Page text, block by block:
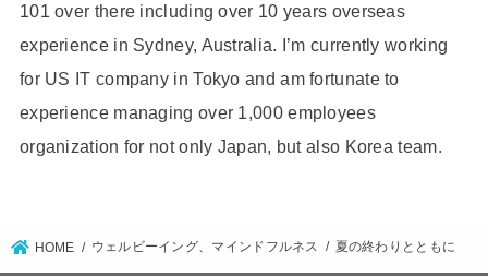
101 over there including over 10 years overseas
experience in Sydney, Australia. I’m currently working
for US IT company in Tokyo and am fortunate to
experience managing over 1,000 employees
organization for not only Japan, but also Korea team.
HOME ウェルビーイング、マインドフルネス 夏の終わりとともに